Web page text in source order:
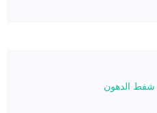
شفط الدهون